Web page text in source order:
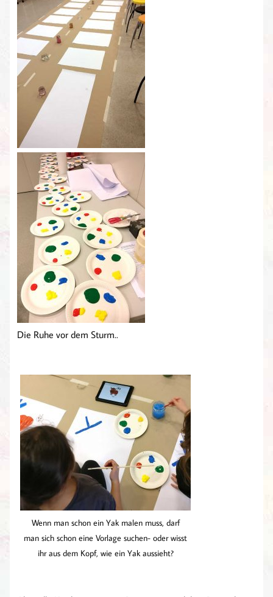
Die Ruhe vor dem Sturm..
Wenn man schon ein Yak malen muss, darf
man sich schon eine Vorlage suchen- oder wisst
ihr aus dem Kopf, wie ein Yak aussieht?